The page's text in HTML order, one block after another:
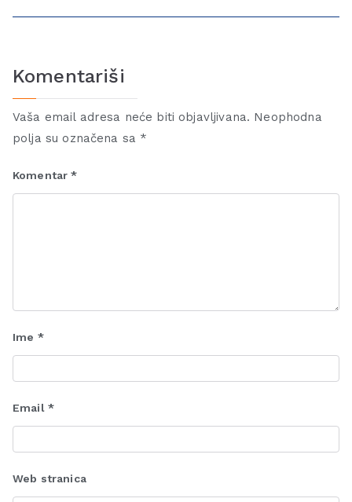
Komentariši
Vaša email adresa neće biti objavljivana. Neophodna
polja su označena sa *
Komentar*
Ime *
Email *
Web stranica